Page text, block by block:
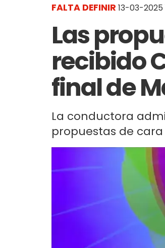
FALTA DEFINIR 13-03-2025
Las
recibido
final de
La conductora
propuestas de cara